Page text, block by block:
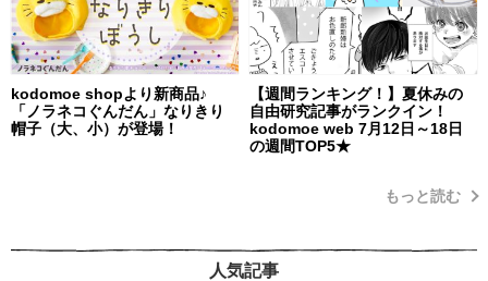
kodomoe shopより新商品♪
「ノラネコぐんだん」なりきり
帽子（大、小）が登場！
【週間ランキング！】夏休みの
自由研究記事がランクイン！
kodomoe web 7月12日～18日
の週間TOP5★
もっと読む
人気記事